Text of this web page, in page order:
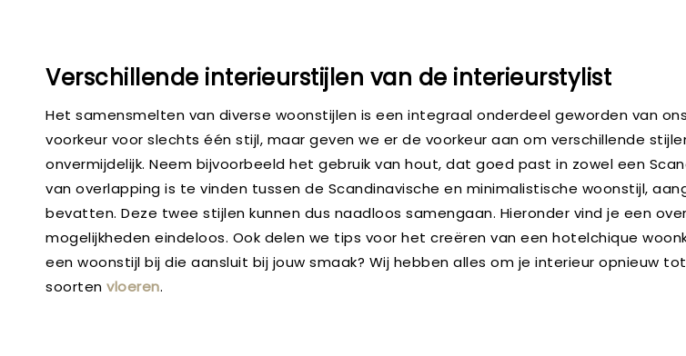
Verschillende interieurstijlen van de interieurstylist
Het samensmelten van diverse woonstijlen is een integraal onderdeel geworden van
voorkeur voor slechts één stijl, maar geven we er de voorkeur aan om verschillende
onvermijdelijk. Neem bijvoorbeeld het gebruik van hout, dat goed past in zowel een
van overlapping is te vinden tussen de Scandinavische en minimalistische woonstijl,
bevatten. Deze twee stijlen kunnen dus naadloos samengaan. Hieronder vind je een
mogelijkheden eindeloos. Ook delen we tips voor het creëren van een hotelchique
een woonstijl bij die aansluit bij jouw smaak? Wij hebben alles om je interieur opnieuw
soorten vloeren.